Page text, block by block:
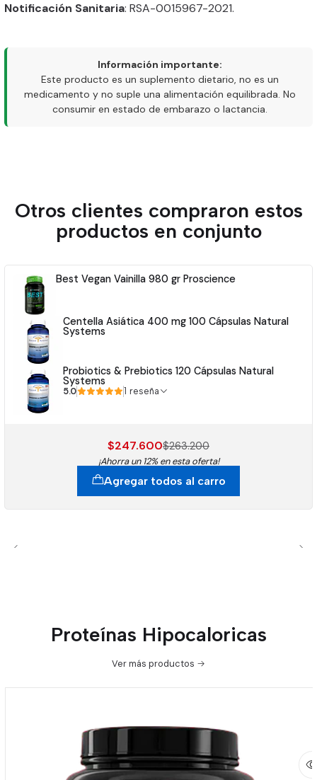
Notificación Sanitaria: RSA-0015967-2021.
Información importante:
Este producto es un suplemento dietario, no es un
medicamento y no suple una alimentación equilibrada. No
consumir en estado de embarazo o lactancia.
Otros clientes compraron estos
productos en conjunto
Best Vegan Vainilla 980 gr Proscience
Centella Asiática 400 mg 100 Cápsulas Natural
Systems
Probiotics & Prebiotics 120 Cápsulas Natural
Systems
5.0 1 reseña
$247.600$263.200
¡Ahorra un 12% en esta oferta!
Agregar todos al carro
Proteínas Hipocaloricas
Ver más productos